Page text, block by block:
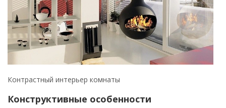
Контрастный интерьер комнаты
Конструктивные особенности